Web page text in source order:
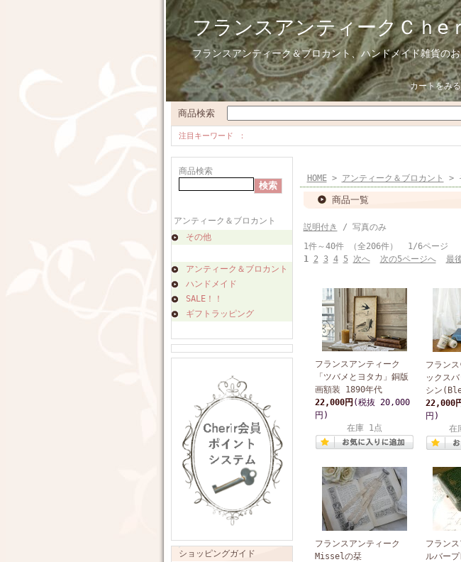
フランスアンティークＣｈe
フランスアンティーク＆ブロカント、ハンドメイド雑貨の
カートをみる
商品検索
注目キーワード
商品検索
アンティーク＆ブロカント
その他
アンティーク＆ブロカント
ハンドメイド
SALE！！
ギフトラッピング
ショッピングガイド
HOME> アンティーク＆ブロカント >
商品一覧
説明付き
/ 写真のみ
1件～40件 （全206件） 1/6ページ
1
2 3 4 5 次へ 次の5ページへ 最
フランスアンティーク
「ツバメとヨタカ」銅版
画額装 1890年代
22,000円 (税抜 20,000
円)
在庫 1点
フラン
ックス
シン
22,000
円)
在
フランスアンティーク
Misselの栞
フラン
ルバー